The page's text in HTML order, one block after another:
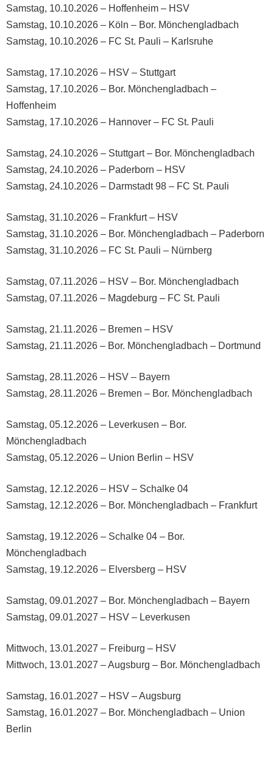
Samstag, 10.10.2026 – Hoffenheim – HSV
Samstag, 10.10.2026 – Köln – Bor. Mönchengladbach
Samstag, 10.10.2026 – FC St. Pauli – Karlsruhe
Samstag, 17.10.2026 – HSV – Stuttgart
Samstag, 17.10.2026 – Bor. Mönchengladbach –
Hoffenheim
Samstag, 17.10.2026 – Hannover – FC St. Pauli
Samstag, 24.10.2026 – Stuttgart – Bor. Mönchengladbach
Samstag, 24.10.2026 – Paderborn – HSV
Samstag, 24.10.2026 – Darmstadt 98 – FC St. Pauli
Samstag, 31.10.2026 – Frankfurt – HSV
Samstag, 31.10.2026 – Bor. Mönchengladbach – Paderborn
Samstag, 31.10.2026 – FC St. Pauli – Nürnberg
Samstag, 07.11.2026 – HSV – Bor. Mönchengladbach
Samstag, 07.11.2026 – Magdeburg – FC St. Pauli
Samstag, 21.11.2026 – Bremen – HSV
Samstag, 21.11.2026 – Bor. Mönchengladbach – Dortmund
Samstag, 28.11.2026 – HSV – Bayern
Samstag, 28.11.2026 – Bremen – Bor. Mönchengladbach
Samstag, 05.12.2026 – Leverkusen – Bor.
Mönchengladbach
Samstag, 05.12.2026 – Union Berlin – HSV
Samstag, 12.12.2026 – HSV – Schalke 04
Samstag, 12.12.2026 – Bor. Mönchengladbach – Frankfurt
Samstag, 19.12.2026 – Schalke 04 – Bor.
Mönchengladbach
Samstag, 19.12.2026 – Elversberg – HSV
Samstag, 09.01.2027 – Bor. Mönchengladbach – Bayern
Samstag, 09.01.2027 – HSV – Leverkusen
Mittwoch, 13.01.2027 – Freiburg – HSV
Mittwoch, 13.01.2027 – Augsburg – Bor. Mönchengladbach
Samstag, 16.01.2027 – HSV – Augsburg
Samstag, 16.01.2027 – Bor. Mönchengladbach – Union
Berlin